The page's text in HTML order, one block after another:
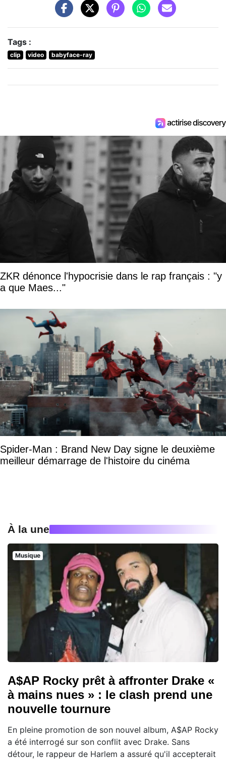
Tags :
clip video babyface-ray
ZKR dénonce l'hypocrisie dans le rap français : "y
a que Maes..."
Spider-Man : Brand New Day signe le deuxième
meilleur démarrage de l'histoire du cinéma
À la une
Musique
A$AP Rocky prêt à affronter Drake «
à mains nues » : le clash prend une
nouvelle tournure
En pleine promotion de son nouvel album, A$AP Rocky
a été interrogé sur son conflit avec Drake. Sans
détour, le rappeur de Harlem a assuré qu'il accepterait